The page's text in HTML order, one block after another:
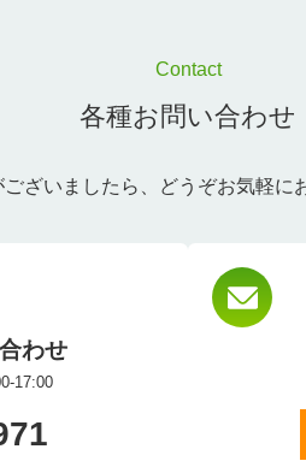
Contact
各種お問い合わせ
ざいましたら、 どうぞお気軽に
わせ
17:00